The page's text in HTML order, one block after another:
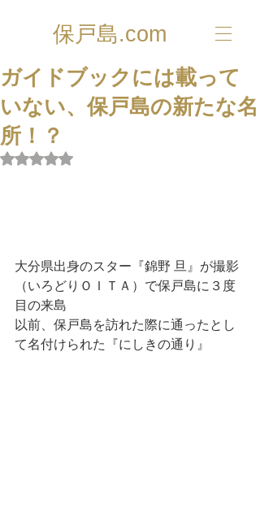
保戸島.com
ガイドブックには載って
いない、保戸島の新たな名
所！？
5つ星のうちNaNと評価されています。
大分県出身のスター『錦野 旦』が撮影
（いろどりＯＩＴＡ）で保戸島に３度
目の来島
以前、保戸島を訪れた際に通ったとし
て名付けられた『にしきの通り』